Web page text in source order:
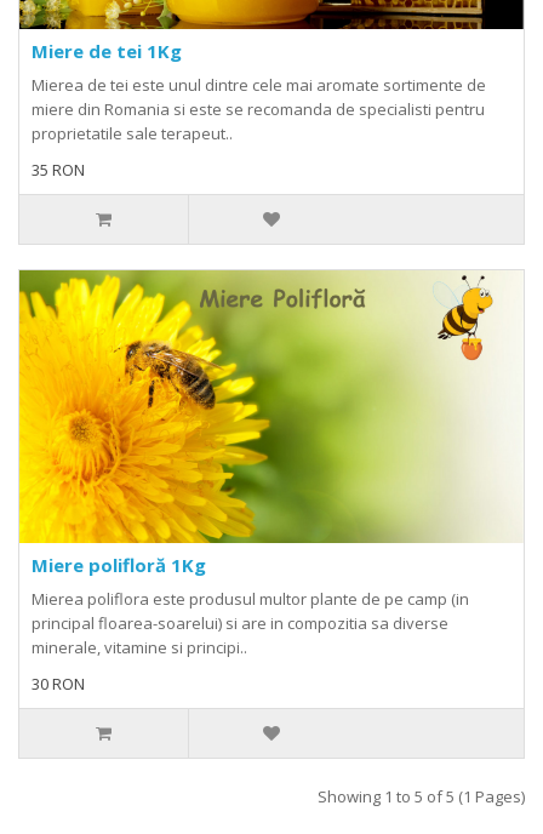
Miere de tei 1Kg
Mierea de tei este unul dintre cele mai aromate sortimente de
miere din Romania si este se recomanda de specialisti pentru
proprietatile sale terapeut..
35 RON
Miere polifloră 1Kg
Mierea poliflora este produsul multor plante de pe camp (in
principal floarea-soarelui) si are in compozitia sa diverse
minerale, vitamine si principi..
30 RON
Showing 1 to 5 of 5 (1 Pages)